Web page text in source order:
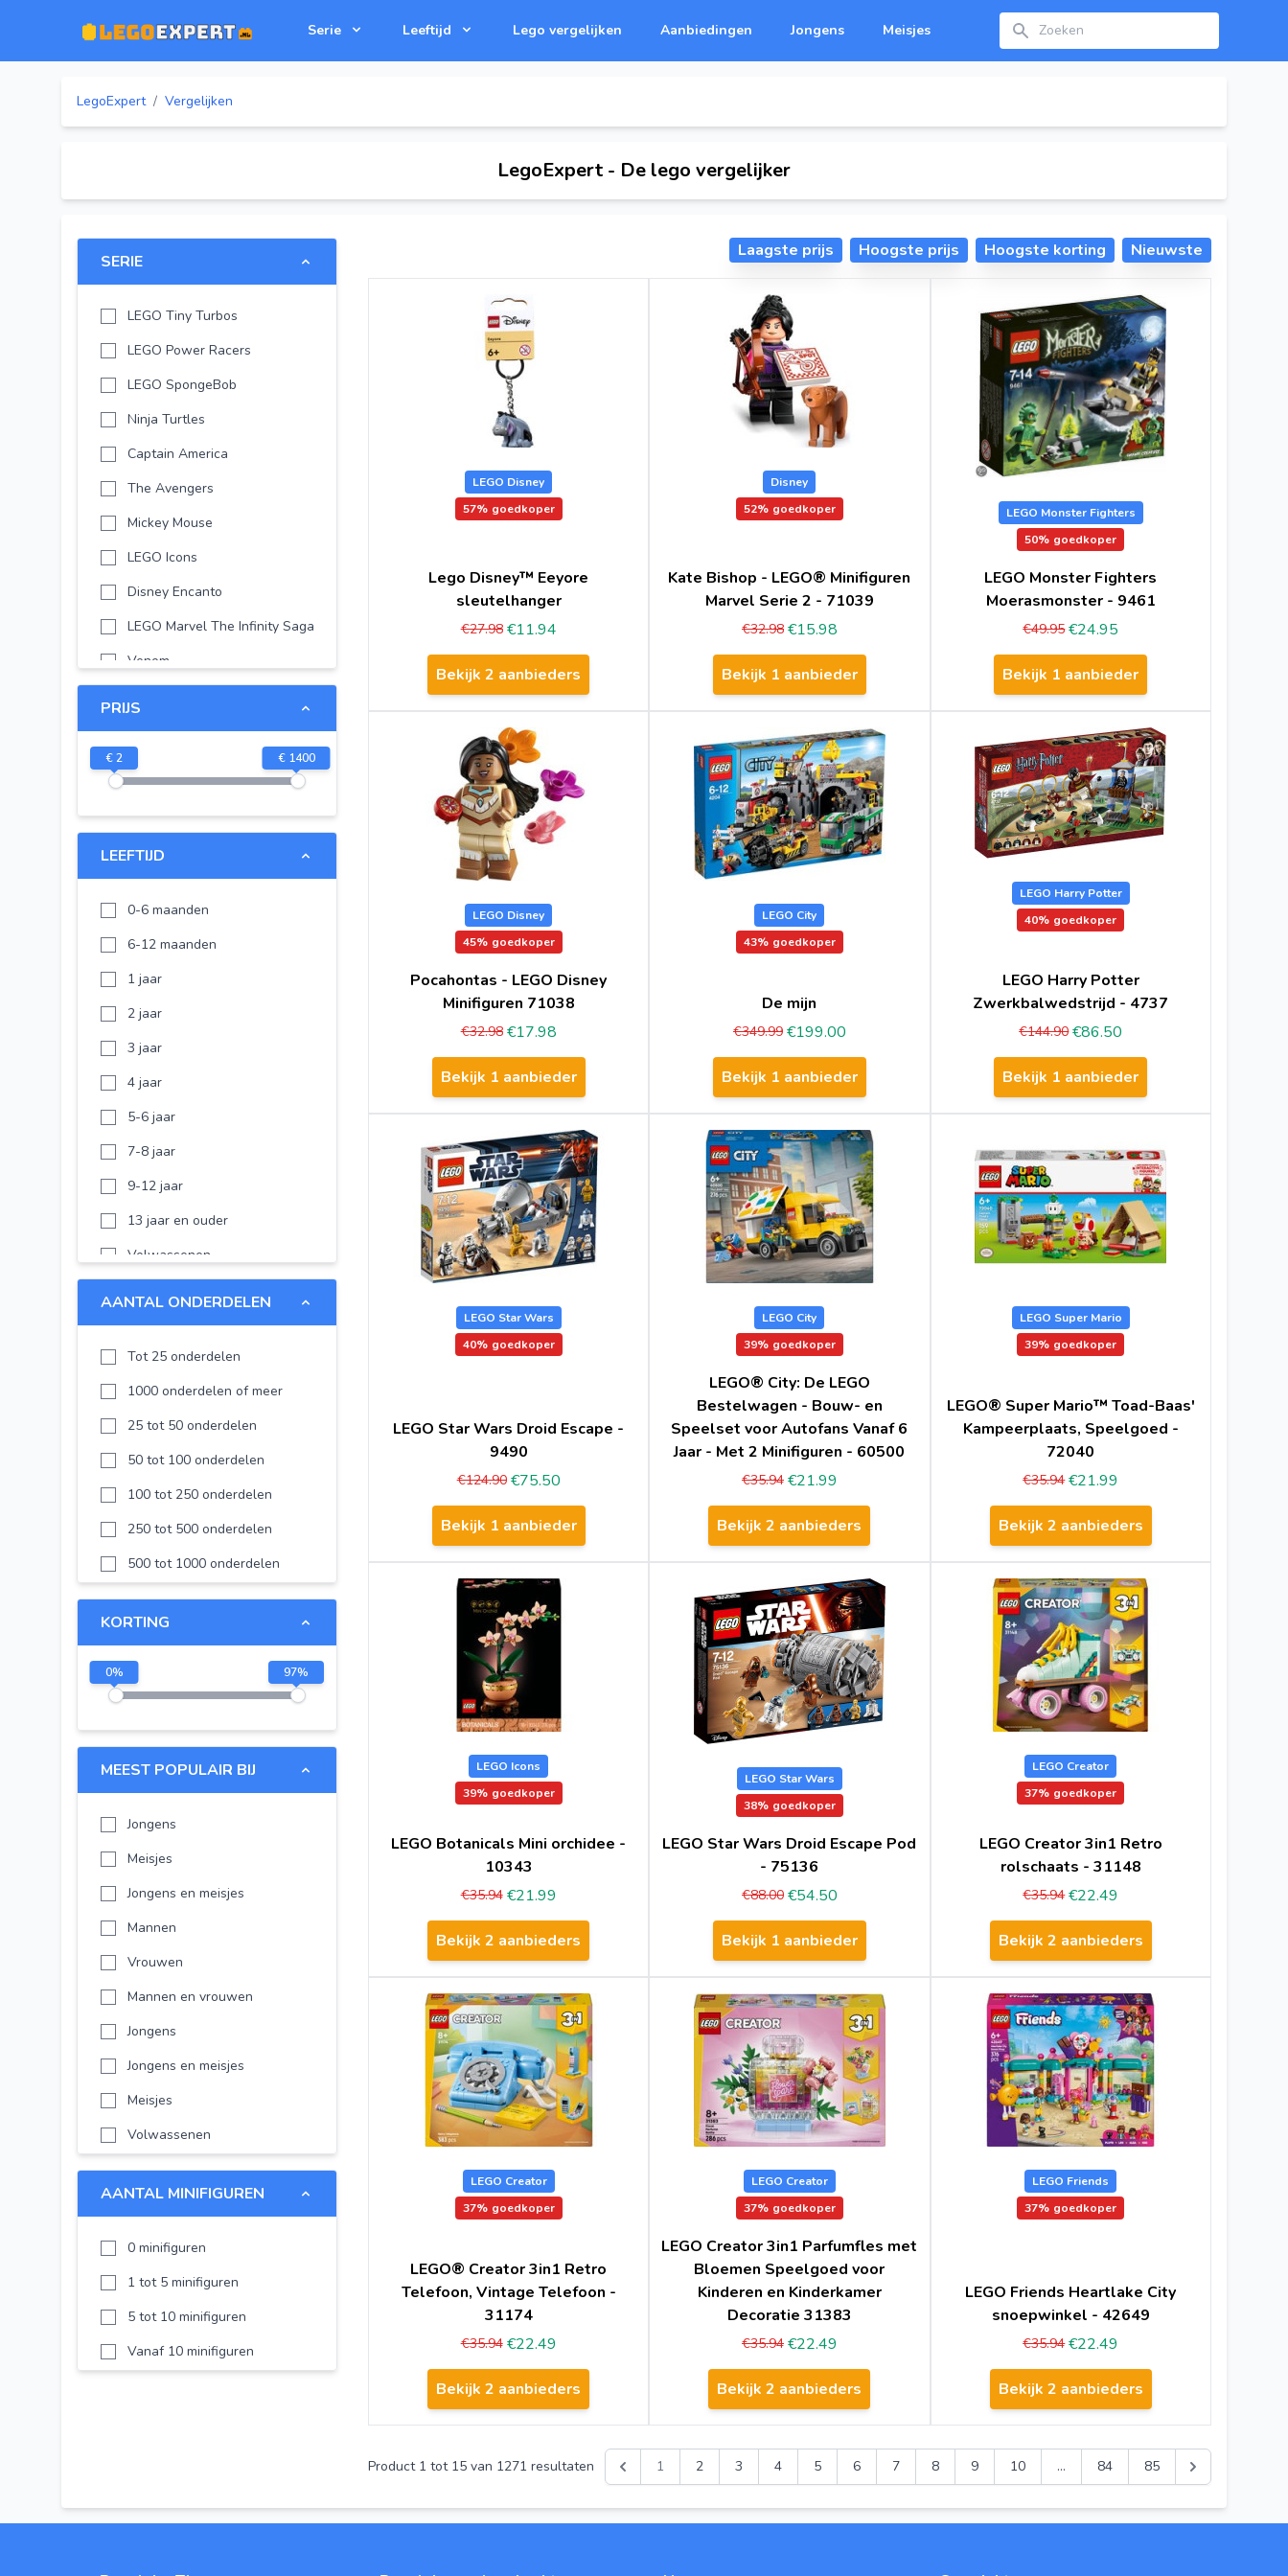
Serie Leeftijd Lego vergelijken Aanbiedingen Jongens Meisjes Zoeken
LegoExpert / Vergelijken
LegoExpert - De lego vergelijker
SERIE
LEGO Tiny Turbos
LEGO Power Racers
LEGO SpongeBob
Ninja Turtles
Captain America
The Avengers
Mickey Mouse
LEGO Icons
Disney Encanto
LEGO Marvel The Infinity Saga
Venom
LEGO Marvel
Disney Princess Frozen
LEGO DREAMZzz
LEGO Animal Crossing
LEGO Gabby's Dollhouse
LEGO Iconic
LEGO Ninjago
Lego Ninjago
Lego Disney Princes
LEGO Duplo
LEGO Despicable Me
LEGO Wicked
LEGO Fortnite
LEGO Horizon
LEGO Botanicals
Disney
Disney Frozen
LEGO Editions
Technic
LEGO Editions Football
LEGO The Legend of Zelda
LEGO Pokémon
LEGO City
LEGO Friends
LEGO Iconic
LEGO Spider-Man
Disney
-
-
LEGO The Legend of Zelda
LEGO Star Wars
LEGO City
LEGO Friends
LEGO NINJAGO
LEGO Creator
LEGO Minifigures
LEGO Super Heroes
LEGO Technic
LEGO Disney
LEGO Chima
LEGO Minecraft
LEGO NEXO KNIGHTS
LEGO Creator Expert
LEGO Brickheadz
PRIJS
€2 € 1400
LEEFTIJD
0-6 maanden
6-12 maanden
1 jaar
2 jaar
3 jaar
4 jaar
5-6 jaar
7-8 jaar
9-12 jaar
13 jaar en ouder
Volwassenen
AANTAL ONDERDELEN
Tot 25 onderdelen
1000 onderdelen of meer
25 tot 50 onderdelen
50 tot 100 onderdelen
100 tot 250 onderdelen
250 tot 500 onderdelen
500 tot 1000 onderdelen
KORTING
0% 97%
MEEST POPULAIR BIJ
Jongens
Meisjes
Jongens en meisjes
Mannen
Vrouwen
Mannen en vrouwen
Jongens
Jongens en meisjes
Meisjes
Volwassenen
AANTAL MINIFIGUREN
0 minifiguren
1 tot 5 minifiguren
5 tot 10 minifiguren
Vanaf 10 minifiguren
Laagste prijs Hoogste prijs Hoogste korting Nieuwste
LEGO Disney
57% goedkoper
Lego Disney™ Eeyore
sleutelhanger
€27.98 €11.94
Bekijk 2 aanbieders
Disney
52% goedkoper
Kate Bishop - LEGO® Minifiguren
Marvel Serie 2 - 71039
€32.98 €15.98
Bekijk 1 aanbieder
LEGO Monster Fighters
50% goedkoper
LEGO Monster Fighters
Moerasmonster - 9461
€49.95 €24.95
Bekijk 1 aanbieder
LEGO Disney
45% goedkoper
Pocahontas - LEGO Disney
Minifiguren 71038
€32.98 €17.98
Bekijk 1 aanbieder
LEGO City
43% goedkoper
De mijn
€349.99 €199.00
Bekijk 1 aanbieder
LEGO Harry Potter
40% goedkoper
LEGO Harry Potter
Zwerkbalwedstrijd - 4737
€144.90 €86.50
Bekijk 1 aanbieder
LEGO Star Wars
40% goedkoper
LEGO Star Wars Droid Escape -
9490
€124.90 €75.50
Bekijk 1 aanbieder
LEGO City
39% goedkoper
LEGO® City: De LEGO
Bestelwagen - Bouw- en
Speelset voor Autofans Vanaf 6
Jaar - Met 2 Minifiguren - 60500
€35.94 €21.99
Bekijk 2 aanbieders
LEGO Super Mario
39% goedkoper
LEGO® Super Mario™ Toad-Baas'
Kampeerplaats, Speelgoed -
72040
€35.94 €21.99
Bekijk 2 aanbieders
LEGO Icons
39% goedkoper
LEGO Botanicals Mini orchidee -
10343
€35.94 €21.99
Bekijk 2 aanbieders
LEGO Star Wars
38% goedkoper
LEGO Star Wars Droid Escape Pod
- 75136
€88.00 €54.50
Bekijk 1 aanbieder
LEGO Creator
37% goedkoper
LEGO Creator 3in1 Retro
rolschaats - 31148
€35.94 €22.49
Bekijk 2 aanbieders
LEGO Creator
37% goedkoper
LEGO® Creator 3in1 Retro
Telefoon, Vintage Telefoon -
31174
€35.94 €22.49
Bekijk 2 aanbieders
LEGO Creator
37% goedkoper
LEGO Creator 3in1 Parfumfles met
Bloemen Speelgoed voor
Kinderen en Kinderkamer
Decoratie 31383
€35.94 €22.49
Bekijk 2 aanbieders
LEGO Friends
37% goedkoper
LEGO Friends Heartlake City
snoepwinkel - 42649
€35.94 €22.49
Bekijk 2 aanbieders
Product 1 tot 15 van 1271 resultaten 1 2 3 4 5 6 7 8 9 10 ... 84 85